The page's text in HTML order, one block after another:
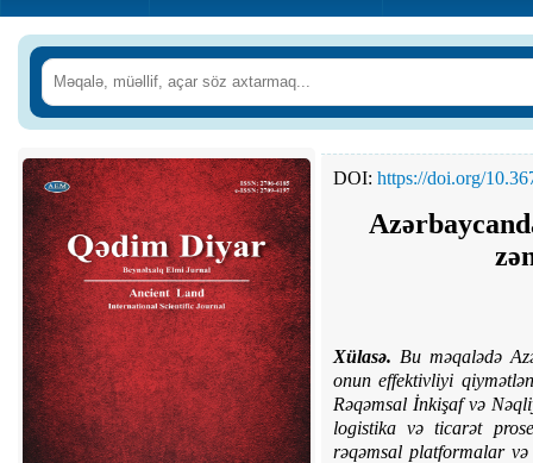
DOI: https://doi.org/
Xülasə. Bu məqalədə
onun effektivliyi
Rəqəmsal İnkişaf və
logistika və ticarət
rəqəmsal platformalar və